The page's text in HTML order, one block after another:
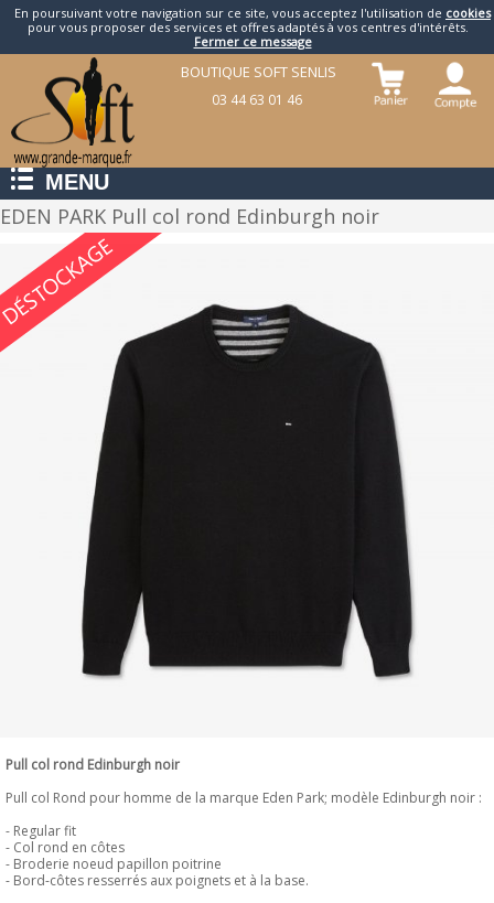
En poursuivant votre navigation sur ce site, vous acceptez l'utilisation de cookies
pour vous proposer des services et offres adaptés à vos centres d'intérêts.
Fermer ce message
BOUTIQUE SOFT SENLIS
03 44 63 01 46
MENU
EDEN PARK Pull col rond Edinburgh noir
Pull col rond Edinburgh noir
Pull col Rond pour homme de la marque Eden Park; modèle Edinburgh noir :
- Regular fit
- Col rond en côtes
- Broderie noeud papillon poitrine
- Bord-côtes resserrés aux poignets et à la base.